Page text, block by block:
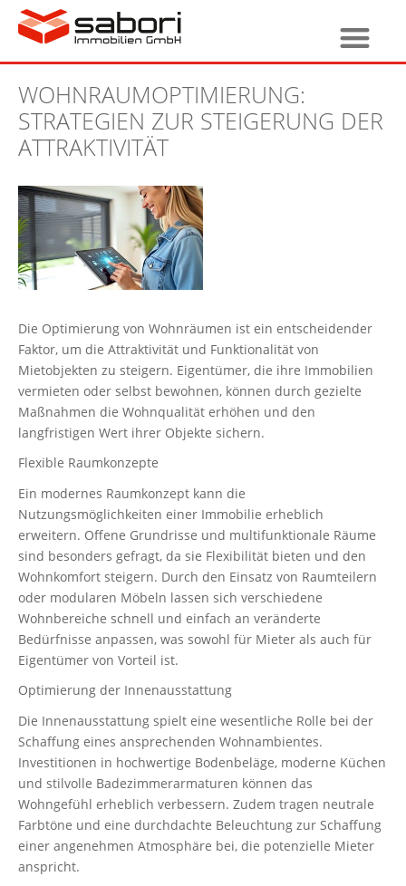
WOHNRAUMOPTIMIERUNG:
STRATEGIEN ZUR STEIGERUNG DER
ATTRAKTIVITÄT
Die Optimierung von Wohnräumen ist ein entscheidender
Faktor, um die Attraktivität und Funktionalität von
Mietobjekten zu steigern. Eigentümer, die ihre Immobilien
vermieten oder selbst bewohnen, können durch gezielte
Maßnahmen die Wohnqualität erhöhen und den
langfristigen Wert ihrer Objekte sichern.
Flexible Raumkonzepte
Ein modernes Raumkonzept kann die
Nutzungsmöglichkeiten einer Immobilie erheblich
erweitern. Offene Grundrisse und multifunktionale Räume
sind besonders gefragt, da sie Flexibilität bieten und den
Wohnkomfort steigern. Durch den Einsatz von Raumteilern
oder modularen Möbeln lassen sich verschiedene
Wohnbereiche schnell und einfach an veränderte
Bedürfnisse anpassen, was sowohl für Mieter als auch für
Eigentümer von Vorteil ist.
Optimierung der Innenausstattung
Die Innenausstattung spielt eine wesentliche Rolle bei der
Schaffung eines ansprechenden Wohnambientes.
Investitionen in hochwertige Bodenbeläge, moderne Küchen
und stilvolle Badezimmerarmaturen können das
Wohngefühl erheblich verbessern. Zudem tragen neutrale
Farbtöne und eine durchdachte Beleuchtung zur Schaffung
einer angenehmen Atmosphäre bei, die potenzielle Mieter
anspricht.